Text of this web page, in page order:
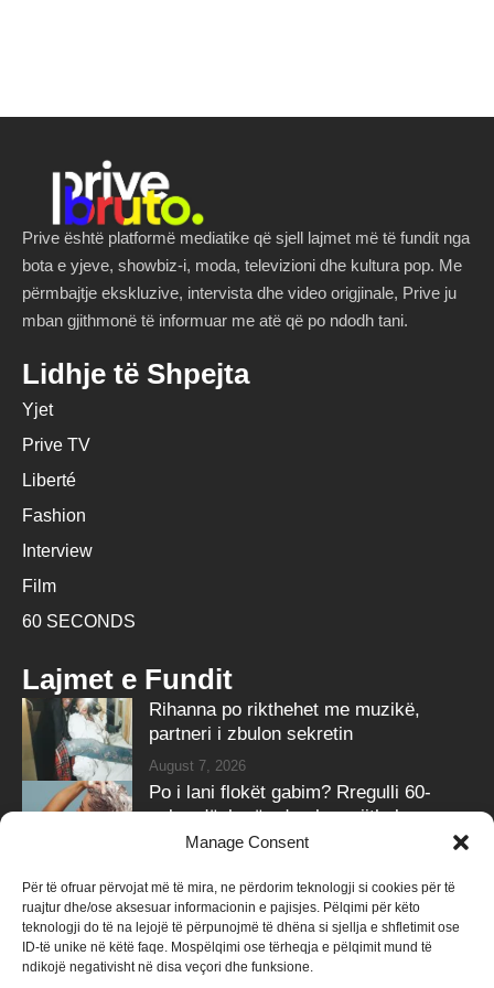
Manage Consent
Për të ofruar përvojat më të mira, ne përdorim teknologji si cookies për të
ruajtur dhe/ose aksesuar informacionin e pajisjes. Pëlqimi për këto
teknologji do të na lejojë të përpunojmë të dhëna si sjellja e shfletimit ose
ID-të unike në këtë faqe. Mospëlqimi ose tërheqja e pëlqimit mund të
ndikojë negativisht në disa veçori dhe funksione.
Prive është platformë mediatike që sjell lajmet më të fundit nga
bota e yjeve, showbiz-i, moda, televizioni dhe kultura pop. Me
përmbajtje ekskluzive, intervista dhe video origjinale, Prive ju
mban gjithmonë të informuar me atë që po ndodh tani.
Lidhje të Shpejta
Yjet
Prive TV
Liberté
Fashion
Interview
Film
60 SECONDS
Lajmet e Fundit
Rihanna po rikthehet me muzikë,
partneri i zbulon sekretin
August 7, 2026
Po i lani flokët gabim? Rregulli 60-
sekondësh që ndryshon gjithçka nga
dushi i sotëm
Follow Us
258kFollowers 415k Followers